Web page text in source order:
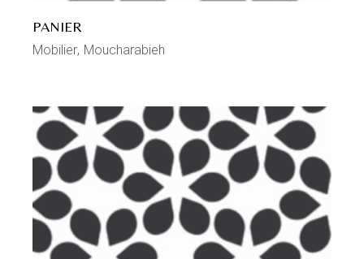
PANIER
Mobilier Moucharabieh